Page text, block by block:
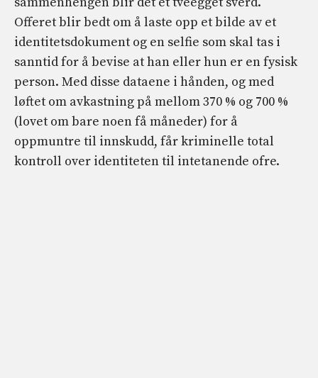
Offeret blir bedt om å laste opp et bilde av et
identitetsdokument og en selfie som skal tas i
sanntid for å bevise at han eller hun er en fysisk
person. Med disse dataene i hånden, og med
løftet om avkastning på mellom 370 % og 700 %
(lovet om bare noen få måneder) for å
oppmuntre til innskudd, får kriminelle total
kontroll over identiteten til intetanende ofre.